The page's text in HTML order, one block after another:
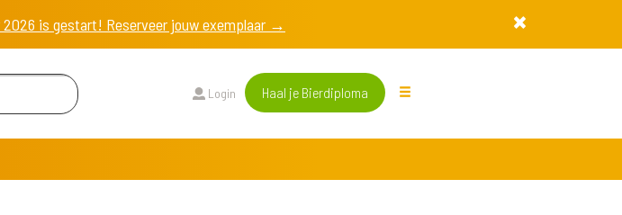
2026 is gestart! Reserveer jouw exemplaar →
Login Haal je Bierdiploma